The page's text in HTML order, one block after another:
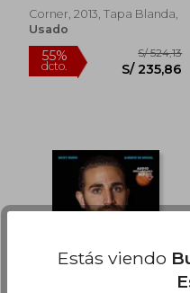
dcto. S/
My Sleepless
Corner, 2013, Tapa Blanda,
Usado
Estás viendo